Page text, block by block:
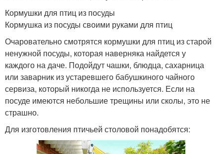
Кормушки для птиц из посуды
Кормушка из посуды своими руками для птиц
Очаровательно смотрятся кормушки для птиц из старой
ненужной посуды, которая наверняка найдется у
каждого на даче. Подойдут чашки, блюдца, сахарница
или заварник из устаревшего бабушкиного чайного
сервиза, который никогда не используется. Если на
посуде имеются небольшие трещины или сколы, это не
страшно.
Для изготовления птичьей столовой понадобятся: